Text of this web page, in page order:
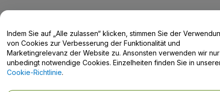
Urheberrecht © viagogo GmbH 2026 Angaben zum Unternehmen
Durch die Nutzung dieser Website akzeptieren Sie dieAllgemeinen
Geschäftsbedingungen
und die Datenschutzerklärung
sowie die
Cookie-RichtlinieundDatenschutzrichtlinie für Mobilanwendungen
Keine Weitergabe meiner personenbezogenen Daten/Ihre
Indem Sie auf „Alle zulassen“ klicken, stimmen Sie der
von Cookies zur Verbesserung der Funktionalität und
Marketingrelevanz der Website zu. Ansonsten verwenden wir nur
unbedingt notwendige Cookies. Einzelheiten finden Sie in
Cookie-Richtlinie.